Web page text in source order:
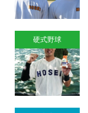
硬式野球